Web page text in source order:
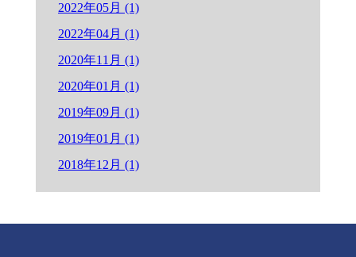
2022年05月 (1)
2022年04月 (1)
2020年11月 (1)
2020年01月 (1)
2019年09月 (1)
2019年01月 (1)
2018年12月 (1)